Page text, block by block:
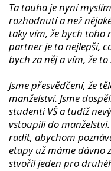
Ta touha je nyní
rozhodnutí a než
taky vím, že bych
partner je to nejlepší,
bych za něj a vím, že
Jsme přesvědčení, že
manželství. Jsme
studenti VŠ a tudíž
vstoupili do
radit, abychom
etapy už máme dávno
stvořil jeden pro